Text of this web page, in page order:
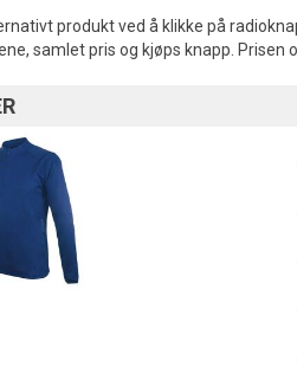
produkt ved å klikke på
samlet pris og kjøps knapp.